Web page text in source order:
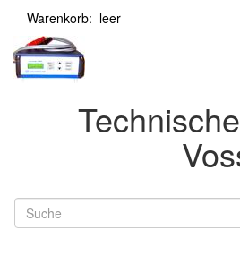
Warenkorb: leer